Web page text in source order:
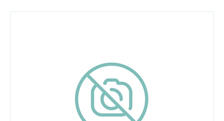
Оборудование для пищевых производств
Пищевая промышленность